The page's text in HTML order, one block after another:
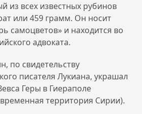
из всех известных рубинов
или 459 грамм. Он носит
самоцветов» и находится во
адвоката.
по свидетельству
писателя Лукиана, украшал
Геры в Гиераполе
территория Сирии).